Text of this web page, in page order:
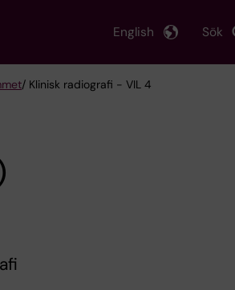
Sök
English
/ Klinisk radiografi - VIL 4